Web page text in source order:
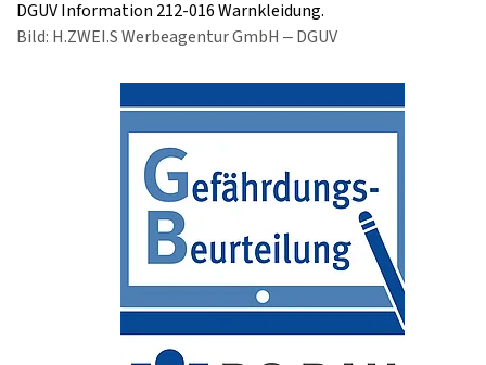
DGUV Information 212-016 Warnkleidung.
Bild: H.ZWEI.S Werbeagentur GmbH – DGUV